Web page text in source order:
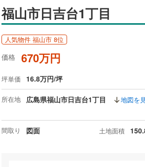
福山市日吉台1丁目
人気物件 福山市 8位
価格 670万円
坪単価 16.8万円/坪
所在地 広島県福山市日吉台1丁目 地図を
間取り 図面 土地面積